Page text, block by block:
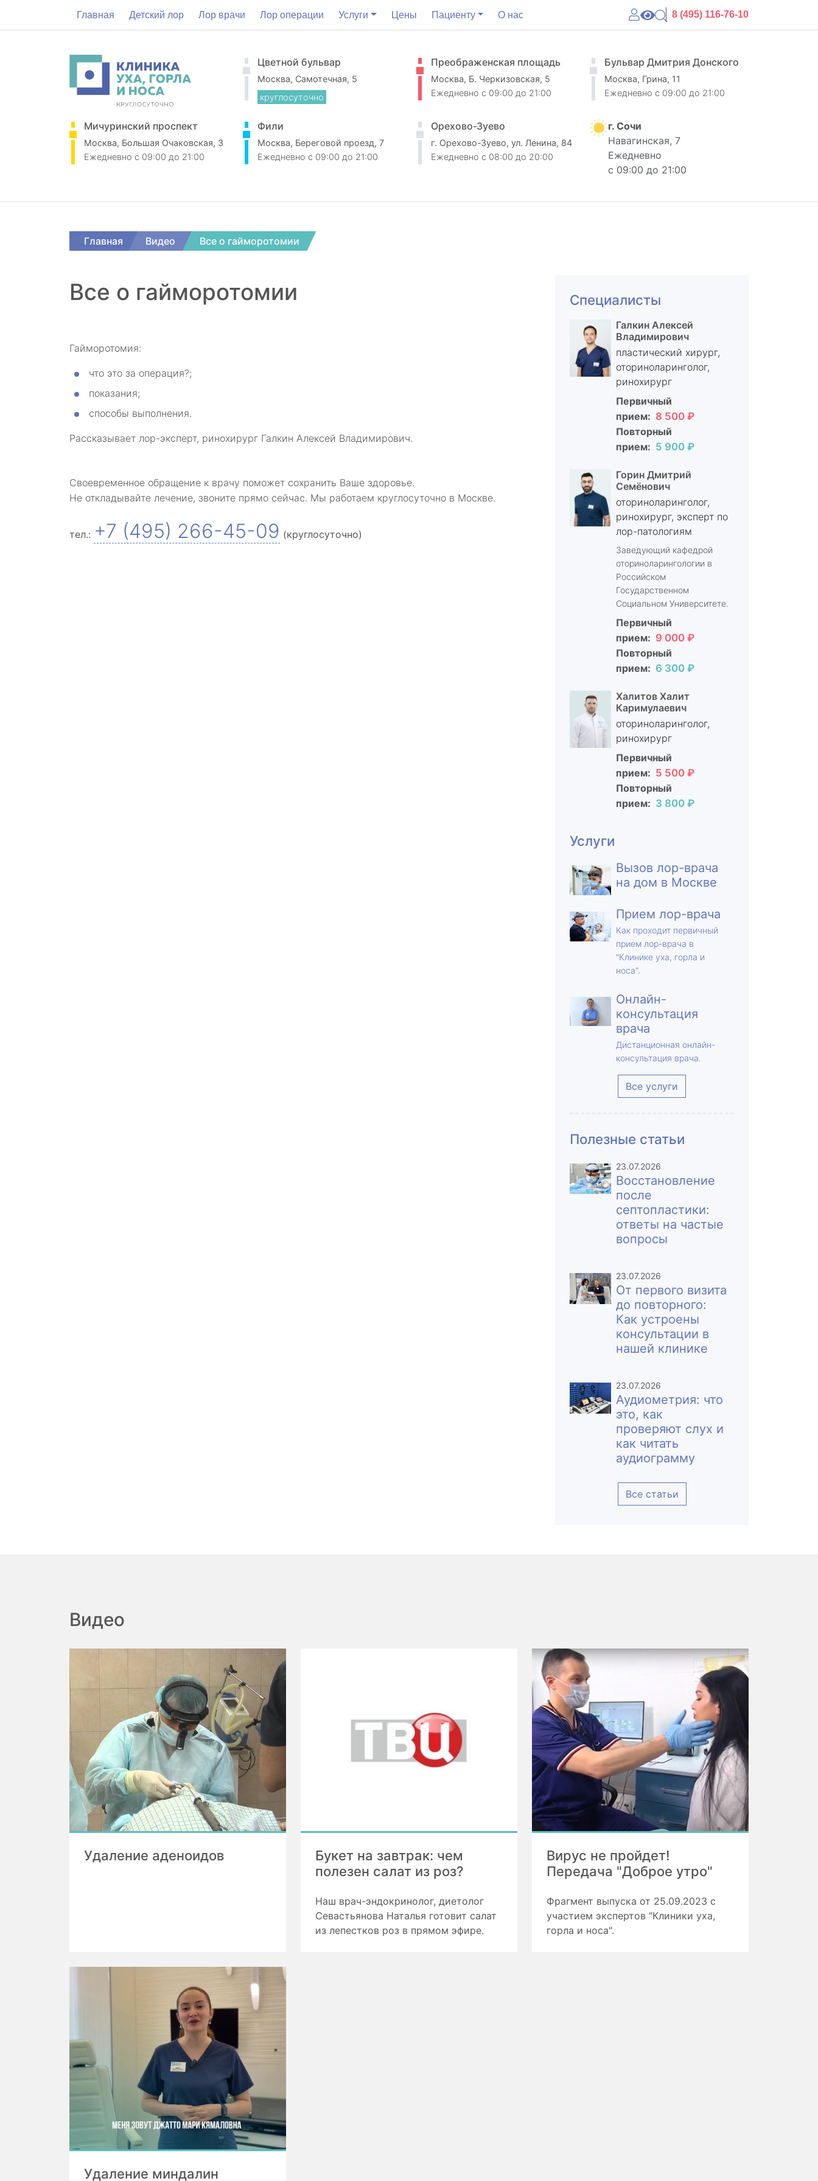
Главная Детский лор Лор врачи Лор операции Услуги Цены Пациенту О нас 8 (495) 116-76-10
Цветной бульвар
Москва, Самотечная, 5
круглосуточно
Преображенская площадь
Москва, Б. Черкизовская, 5
Ежедневно c 09:00 до 21:00
Бульвар Дмитрия Донского
Москва, Грина, 11
Ежедневно c 09:00 до 21:00
Мичуринский проспект
Москва, Большая Очаковская, 3
Ежедневно c 09:00 до 21:00
Фили
Москва, Береговой проезд, 7
Ежедневно c 09:00 до 21:00
Орехово-Зуево
г. Орехово-Зуево, ул. Ленина, 84
Ежедневно c 08:00 до 20:00
г. Сочи
Навагинская, 7
Ежедневно
с 09:00 до 21:00
Главная Видео Все о гайморотомии
Все о гайморотомии
Гайморотомия:
что это за операция?;
показания;
способы выполнения.
Рассказывает лор-эксперт, ринохирург Галкин Алексей Владимирович.
Своевременное обращение к врачу поможет сохранить Ваше здоровье.
Не откладывайте лечение, звоните прямо сейчас. Мы работаем круглосуточно в Москве.
тел.: +7 (495) 266-45-09 (круглосуточно)
Специалисты
Галкин Алексей
Владимирович
пластический хирург,
оториноларинголог,
ринохирург
Первичный
прием: 8 500 ₽
Повторный
прием: 5 900 ₽
Горин Дмитрий
Семёнович
оториноларинголог,
ринохирург, эксперт по
лор-патологиям
Заведующий кафедрой
оториноларингологии в
Российском
Государственном
Социальном Университете.
Первичный
прием: 9 000 ₽
Повторный
прием: 6 300 ₽
Халитов Халит
Каримулаевич
оториноларинголог,
ринохирург
Первичный
прием: 5 500 ₽
Повторный
прием: 3 800 ₽
Услуги
Вызов лор-врача
на дом в Москве
Прием лор-врача
Как проходит первичный
прием лор-врача в
"Клинике уха, горла и
носа".
Онлайн-
консультация
врача
Дистанционная онлайн-
консультация врача.
Все услуги
Полезные статьи
23.07.2026
Восстановление
после
септопластики:
ответы на частые
вопросы
23.07.2026
От первого визита
до повторного:
Как устроены
консультации в
нашей клинике
23.07.2026
Аудиометрия: что
это, как
проверяют слух и
как читать
аудиограмму
Все статьи
Видео
Удаление аденоидов
Букет на завтрак: чем
полезен салат из роз?
Наш врач-эндокринолог, диетолог
Севастьянова Наталья готовит салат
из лепестков роз в прямом эфире.
Вирус не пройдет!
Передача "Доброе утро"
Фрагмент выпуска от 25.09.2023 с
участием экспертов "Клиники уха,
горла и носа".
Удаление миндалин